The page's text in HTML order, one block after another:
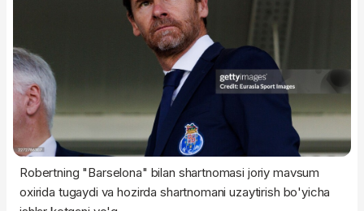
Robertning "Barselona" bilan shartnomasi joriy mavsum
oxirida tugaydi va hozirda shartnomani uzaytirish bo'yicha